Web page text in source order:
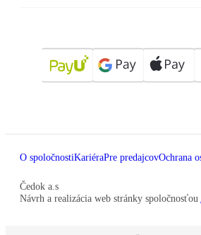
O spoločnostiKariéraPre predajcovOchrana
Čedok a.s
Návrh a realizácia web stránky spoločnosťou